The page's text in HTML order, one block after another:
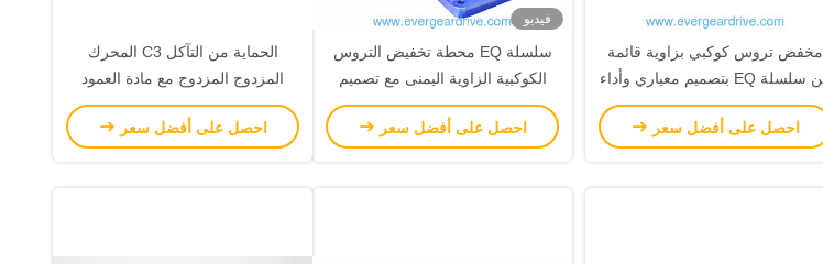
مخفض تروس كوكبي بزاوية قائمة
من سلسلة EQ بتصميم معياري وأداء
عالٍ مضاد للصدمات للتطبيقات
الصناعية
احصل على أفضل سعر
فيديو
سلسلة EQ محطة تخفيض التروس
الكوكبية الزاوية اليمنى مع تصميم
وحدات للتطبيقات كسارة عالية
الطاقة
احصل على أفضل سعر
الحماية من التآكل C3 المحرك
المزدوج المزدوج مع مادة العمود
40Cr و 20CrMnTi مثالية للخدمات
الثقيلة
احصل على أفضل سعر